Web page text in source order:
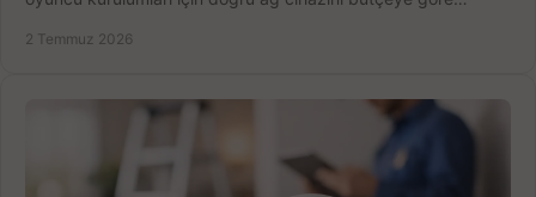
2 Temmuz 2026